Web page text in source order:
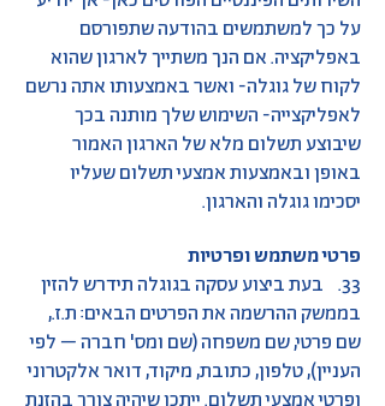
על כך למשתמשים בהודעה שתפורסם
באפליקציה. אם הנך משתייך לארגון שהוא
לקוח של גוגלה- ואשר באמצעותו אתה נרשם
לאפליקצייה- השימוש שלך מותנה בכך
שיבוצע תשלום מלא של הארגון האמור
באופן ובאמצעות אמצעי תשלום שעליו
יסכימו גוגלה והארגון.
פרטי משתמש ופרטיות
33. בעת ביצוע עסקה בגוגלה תידרש להזין
בממשק ההרשמה את הפרטים הבאים: ת.ז.,
שם פרטי, שם משפחה (שם ומס' חברה – לפי
העניין), טלפון, כתובת, מיקוד, דואר אלקטרוני